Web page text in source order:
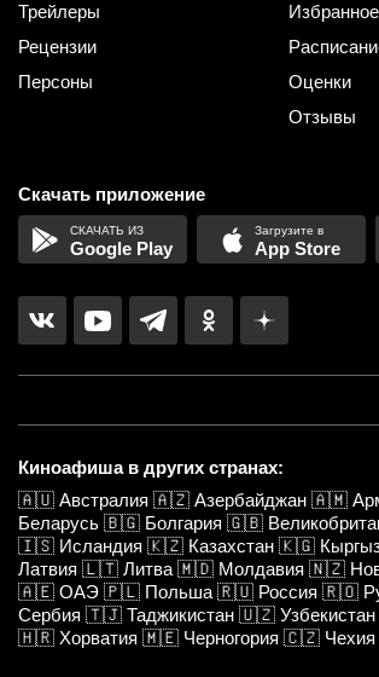
Трейлеры
Рецензии
Персоны
Избранное
Оценки
Отзывы
Скачать приложение
Google Play App Store
Киноафиша в других странах:
🇦🇺 Австралия 🇦🇿 Азербайджан 🇦🇲
Беларусь 🇧🇬 Болгария 🇬🇧
🇮🇸 Исландия 🇰🇿 Казахстан 🇰🇬
Латвия 🇱🇹 Литва 🇲🇩 Молдавия 🇳🇿
🇦🇪 ОАЭ 🇵🇱 Польша 🇷🇺 Россия 🇷🇴
Сербия 🇹🇯 Таджикистан 🇺🇿 Узбекистан
🇭🇷 Хорватия 🇲🇪 Черногория 🇨🇿 Чехия